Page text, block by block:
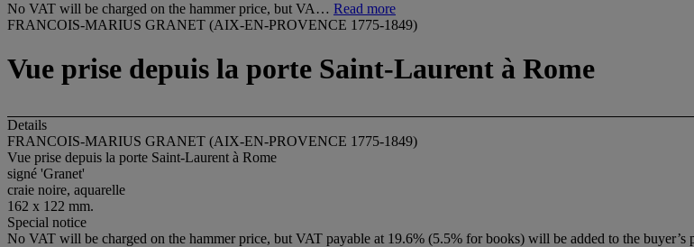
No VAT will be charged on the hammer price, but VA… Read more
FRANCOIS-MARIUS GRANET (AIX-EN-PROVENCE 1775-1849)
Vue prise depuis la porte Saint-Laurent à Rome
Details
FRANCOIS-MARIUS GRANET (AIX-EN-PROVENCE 1775-1849)
Vue prise depuis la porte Saint-Laurent à Rome
signé 'Granet'
craie noire, aquarelle
162 x 122 mm.
Special notice
No VAT will be charged on the hammer price, but VAT payable at 19.6% (5.5% for books) will be added to the